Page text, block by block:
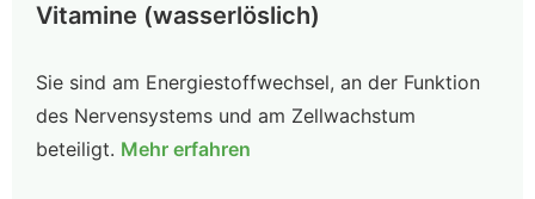
Vitamine (wasserlöslich)
Sie sind am Energiestoffwechsel, an der Funktion
des Nervensystems und am Zellwachstum
beteiligt. Mehr erfahren